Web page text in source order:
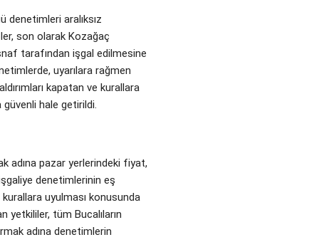
denetimleri aralıksız
son olarak Kozağaç
tarafından işgal edilmesine
uyarılara rağmen
kapatan ve kurallara
güvenli hale getirildi.
adına pazar yerlerindeki fiyat,
denetimlerinin eş
uyulması konusunda
yetkililer, tüm Bucalıların
adına denetimlerin